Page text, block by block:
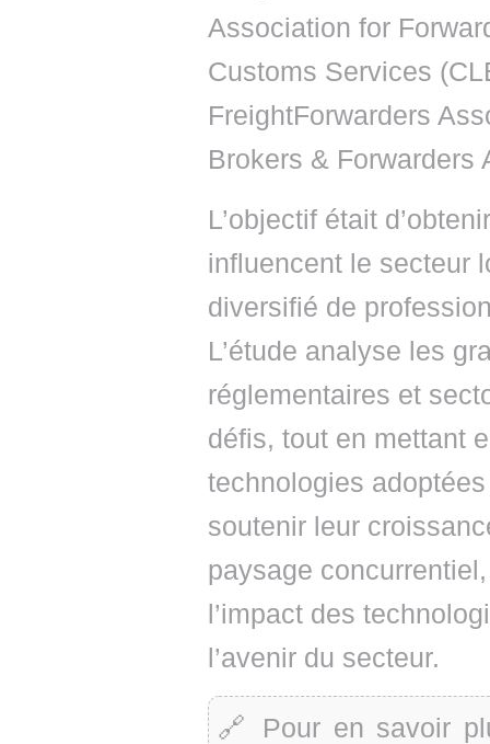
Association for
Customs Services
FreightForwarders
Brokers & Forwarders
L’objectif était
influencent le secteur
diversifié de
L’étude analyse les
réglementaires et
défis, tout en mettant
technologies
soutenir leur
paysage
l’impact des
l’avenir du secteur.
🔗 Pour en savoir